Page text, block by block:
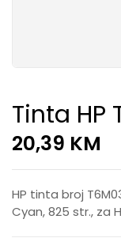
Tinta HP
20,39 KM
HP tinta broj
Cyan, 825 str., za